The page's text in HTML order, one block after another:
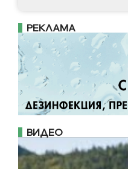
РЕКЛАМА
ВИДЕО